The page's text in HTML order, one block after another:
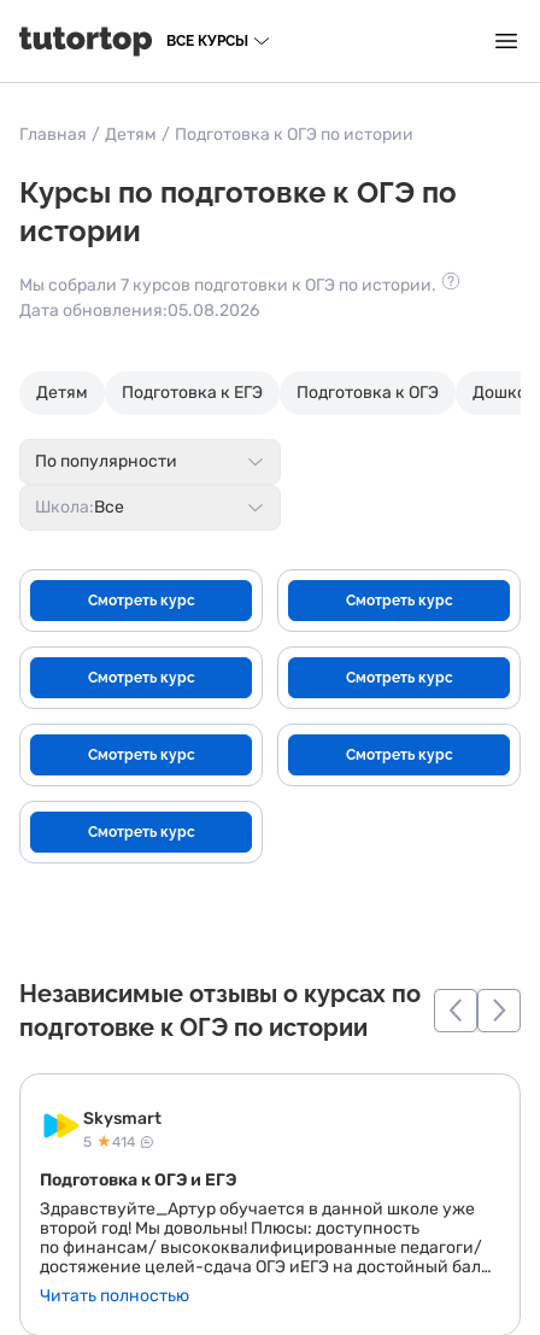
ВСЕ КУРСЫ
Главная / Детям / Подготовка к ОГЭ по истории
Курсы по подготовке к ОГЭ по
истории
Мы собрали 7 курсов подготовки к ОГЭ по истории.
Дата обновления:05.08.2026
Детям Подготовка к ЕГЭ Подготовка к ОГЭ
Школа:Все
По популярности
Смотреть курс Смотреть курс
Смотреть курс Смотреть курс
Смотреть курс Смотреть курс
Смотреть курс
Независимые отзывы о курсах по
подготовке к ОГЭ по истории
Skysmart
5 ★414
Подготовка к ОГЭ и ЕГЭ
Здравствуйте_Артур обучается в данной школе уже
второй год! Мы довольны! Плюсы: доступность
по финансам/ высококвалифицированные педагоги/
достяжение целей-сдача ОГЭ иЕГЭ на достойный балл/
Вывод: рекомендуем!
Читать полностью